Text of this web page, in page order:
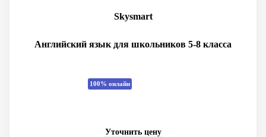
Skysmart
Английский язык для школьников 5-8 класса
100% онлайн
Уточнить цену